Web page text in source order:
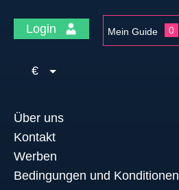
Login Mein Guide 0
€
Über uns
Kontakt
Werben
Bedingungen und Konditionen